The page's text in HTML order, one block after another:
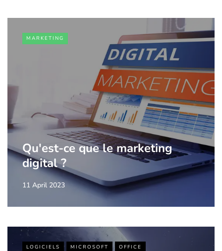
MARKETING
Qu'est-ce que le marketing
digital ?
11 April 2023
LOGICIELS MICROSOFT OFFICE